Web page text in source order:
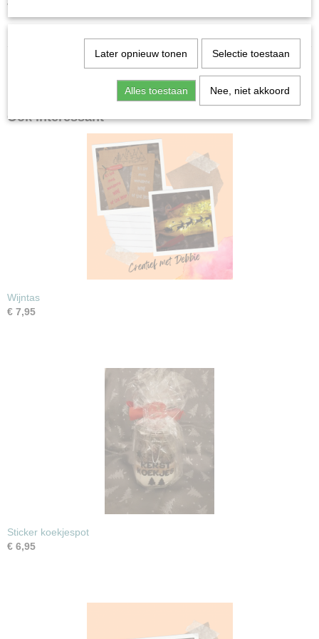
Voorkeur voor een bepaalde kleur? Geef het aan en wij denken mee!
Ook interessant
Wijntas
€ 7,95
Sticker koekjespot
€ 6,95
Later opnieuw tonen Selectie toestaan
Alles toestaan Nee, niet akkoord